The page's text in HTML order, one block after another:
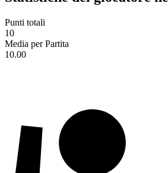
Punti totali
10
Media per Partita
10.00